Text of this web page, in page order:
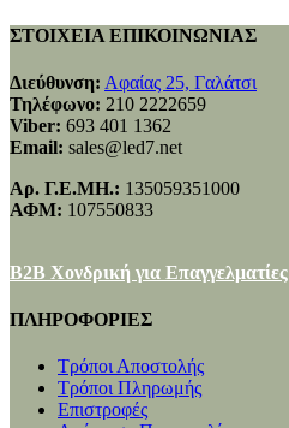
ΣΤΟΙΧΕΙΑ ΕΠΙΚΟΙΝΩΝΙΑΣ
Διεύθυνση: Αφαίας 25, Γαλάτσι
Τηλέφωνο: 210 2222659
Viber: 693 401 1362
Email: sales@led7.net
Αρ. Γ.Ε.ΜΗ.: 135059351000
ΑΦΜ: 107550833
B2B Χονδρική για Επαγγελματίες
ΠΛΗΡΟΦΟΡΙΕΣ
Τρόποι Αποστολής
Τρόποι Πληρωμής
Επιστροφές